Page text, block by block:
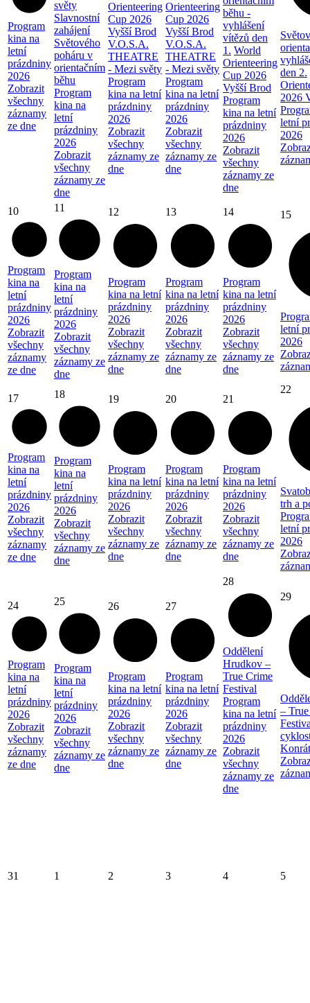
Program
kina na
letní
prázdniny
2026
Zobrazit
všechny
záznamy
ze dne
světy
Slavnostní
zahájení
Světového
poháru v
orientačním
běhu
Program
kina na
letní
prázdniny
2026
Zobrazit
všechny
záznamy ze
dne
Orienteering
Cup 2026
Vyšší Brod
V.O.S.A.
THEATRE
- Mezi světy
Program
kina na letní
prázdniny
2026
Zobrazit
všechny
záznamy ze
dne
Orienteering
Cup 2026
Vyšší Brod
V.O.S.A.
THEATRE
- Mezi světy
Program
kina na letní
prázdniny
2026
Zobrazit
všechny
záznamy ze
dne
běhu -
vyhlášení
vítězů den
1. World
Orienteering
Cup 2026
Vyšší Brod
Program
kina na letní
prázdniny
2026
Zobrazit
všechny
záznamy ze
dne
den 2.
2026
letní
2026
10
Program
kina na
letní
prázdniny
2026
Zobrazit
všechny
záznamy
ze dne
11
Program
kina na
letní
prázdniny
2026
Zobrazit
všechny
záznamy ze
dne
12
Program
kina na letní
prázdniny
2026
Zobrazit
všechny
záznamy ze
dne
13
Program
kina na letní
prázdniny
2026
Zobrazit
všechny
záznamy ze
dne
14
Program
kina na letní
prázdniny
2026
Zobrazit
všechny
záznamy ze
dne
15
letní
2026
17
Program
kina na
letní
prázdniny
2026
Zobrazit
všechny
záznamy
ze dne
18
Program
kina na
letní
prázdniny
2026
Zobrazit
všechny
záznamy ze
dne
19
Program
kina na letní
prázdniny
2026
Zobrazit
všechny
záznamy ze
dne
20
Program
kina na letní
prázdniny
2026
Zobrazit
všechny
záznamy ze
dne
21
Program
kina na letní
prázdniny
2026
Zobrazit
všechny
záznamy ze
dne
22
trh a
letní
2026
24
Program
kina na
letní
prázdniny
2026
Zobrazit
všechny
záznamy
ze dne
25
Program
kina na
letní
prázdniny
2026
Zobrazit
všechny
záznamy ze
dne
26
Program
kina na letní
prázdniny
2026
Zobrazit
všechny
záznamy ze
dne
27
Program
kina na letní
prázdniny
2026
Zobrazit
všechny
záznamy ze
dne
28
Oddělení
Hrudkov –
True Crime
Festival
Program
kina na letní
prázdniny
2026
Zobrazit
všechny
záznamy ze
dne
29
–
31 1 2 3 4 5